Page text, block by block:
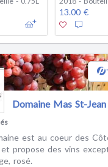
13.00 €
Domaine Mas St-Jean
est au coeur des
et propose des vins
rosé.